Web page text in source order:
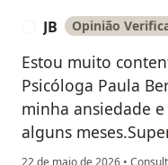
JB Opinião
Estou muito
Psicóloga Paula
minha ansiedade
alguns
22 de maio de 2026 •